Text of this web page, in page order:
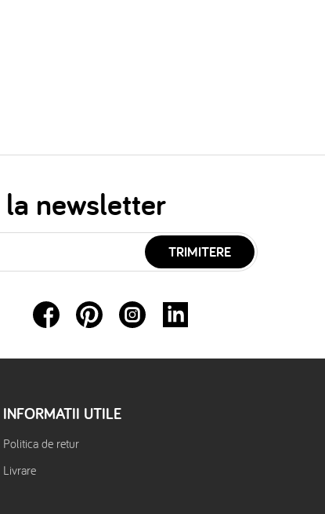
newsletter
TRIMITERE
INFORMATII UTILE
Politica de retur
Livrare